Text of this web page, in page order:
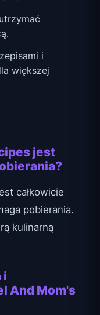
i
większej
jest
całkowicie
pobierania.
kulinarną
i
And Mom's